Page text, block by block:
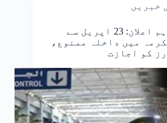
خبریں
سعودی حکومت کا اہم اعلان: 23 اپریل سے
میں داخلہ ممنوع،
کو اجازت